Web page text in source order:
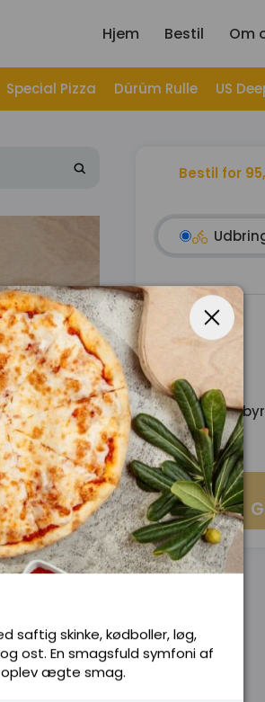
Hjem Bestil Om
Special Pizza Dürüm Rulle US
nu og oplev
Bestil for
Subtotal
Servicepris
Total
saftig skinke, kødboller, løg,
ost. En smagsfuld symfoni af
oplev ægte smag.